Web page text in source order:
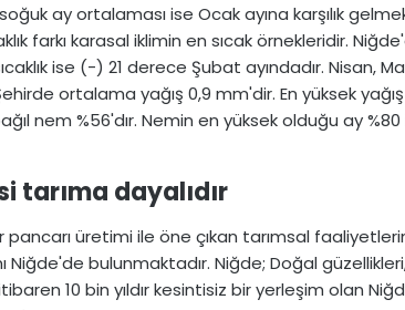
ay ortalaması ise Ocak ayına karşılık
farkı karasal iklimin en sıcak örnekleridir.
ise (-) 21 derece Şubat ayındadır. Nisan,
ortalama yağış 0,9 mm'dir. En yüksek
nem %56'dır. Nemin en yüksek olduğu ay
tarıma dayalıdır​
üretimi ile öne çıkan tarımsal
Niğde'de bulunmaktadır. Niğde; Doğal
10 bin yıldır kesintisiz bir yerleşim olan